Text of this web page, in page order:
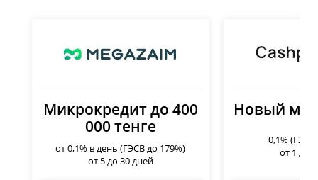
Микрокредит до 400
000 тенге
от 0,1% в день (ГЭСВ до 179%)
от 5 до 30 дней
Новый
0,1% (ГЭСВ
от 1 до